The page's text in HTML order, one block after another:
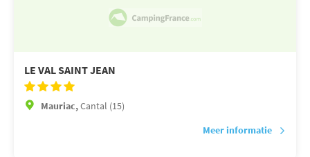
LE VAL SAINT JEAN
Mauriac,Cantal (15)
Meer informatie